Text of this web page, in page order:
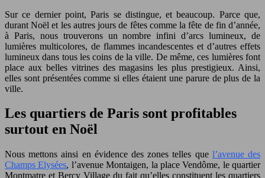
Sur ce dernier point, Paris se distingue, et beaucoup. Parce que,
durant Noël et les autres jours de fêtes comme la fête de fin d’année,
à Paris, nous trouverons un nombre infini d’arcs lumineux, de
lumières multicolores, de flammes incandescentes et d’autres effets
lumineux dans tous les coins de la ville. De même, ces lumières font
place aux belles vitrines des magasins les plus prestigieux. Ainsi,
elles sont présentées comme si elles étaient une parure de plus de la
ville.
Les quartiers de Paris sont profitables
surtout en Noël
Nous mettons ainsi en évidence des zones telles que l’avenue des
Champs Elysées, l’avenue Montaigen, la place Vendôme, le quartier
Montmatre et Bercy Village du fait qu’elles constituent les quartiers